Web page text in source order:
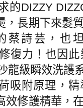
的DIZZY
，長期下來髮
蔡詩芸，也
復力！也因
龍級瞬效洗護
吸附原理 ， 精
效修護精華，